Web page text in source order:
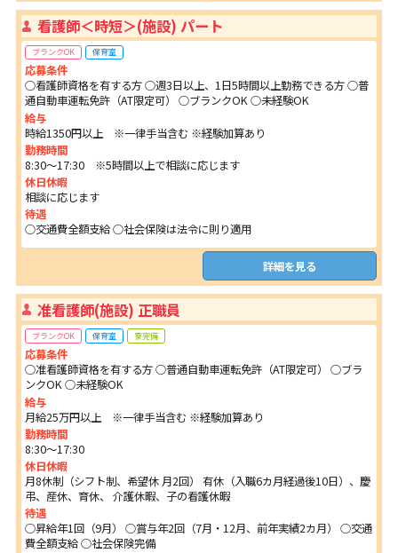
看護師＜時短＞(施設) パート
ブランクOK 保育室
応募条件
○看護師資格を有する方 ○週3日以上、1日5時間以上勤務できる方 ○普
通自動車運転免許（AT限定可） ○ブランクOK ○未経験OK
給与
時給1350円以上 ※一律手当含む ※経験加算あり
勤務時間
8:30～17:30 ※5時間以上で相談に応じます
休日休暇
相談に応じます
待遇
○交通費全額支給 ○社会保険は法令に則り適用
詳細を見る
准看護師(施設) 正職員
ブランクOK 保育室 寮完備
応募条件
○准看護師資格を有する方 ○普通自動車運転免許（AT限定可） ○ブラ
ンクOK ○未経験OK
給与
月給25万円以上 ※一律手当含む ※経験加算あり
勤務時間
8:30～17:30
休日休暇
月8休制（シフト制、希望休 月2回） 有休（入職6カ月経過後10日）、慶
弔、産休、育休、 介護休暇、子の看護休暇
待遇
○昇給年1回（9月） ○賞与年2回（7月・12月、前年実績2カ月） ○交通
費全額支給 ○社会保険完備